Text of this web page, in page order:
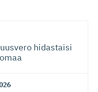
hidastaisi